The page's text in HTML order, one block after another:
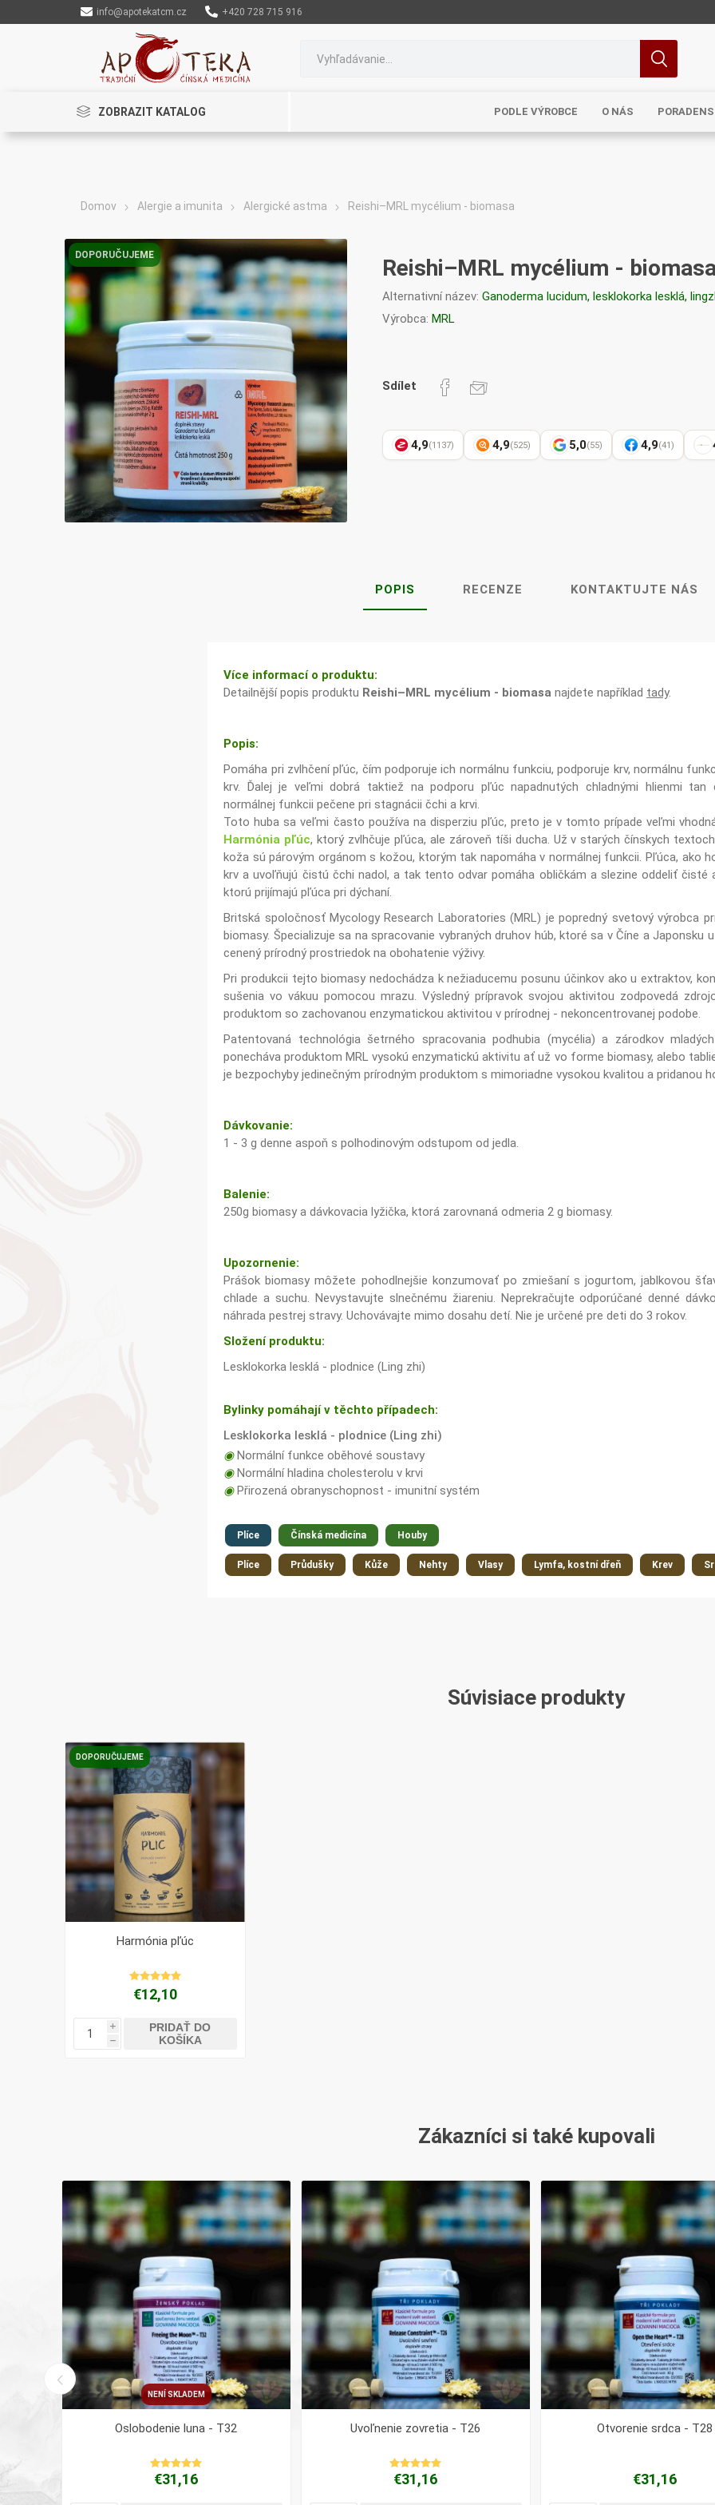
info@apotekatcm.cz +420 728 715 916
ZOBRAZIT KATALOG PODLE VÝROBCE
Cannaderm Henep Organic India
Bylinky TČM
G&G
Vitamins
Ecce Vita
s.r.o.
Lavylites
Bylinné
Lakshmi-
Korejský
O NÁS
Domov Alergie a imunita Alergické astma Reishi–MRL mycélium - biomasa
DOPORUČUJEME Reishi–MRL mycélium -
Alternativní název: Ganoderma lucidum, lesklokorka lesklá,
Výrobca: MRL
Sdílet
4,9(1137) 4,9(525) 5,0(55) 4,9(41)
POPIS RECENZE KONTAKTUJTE NÁS
Více informací o produktu:
Detailnější popis produktu Reishi–MRL mycélium - biomasa najdete například tady.
Popis:
Pomáha pri zvlhčení pľúc, čím podporuje ich normálnu funkciu, podporuje krv, normálnu
krv. Ďalej je veľmi dobrá taktiež na podporu pľúc napadnutých chladnými hlienmi tan
normálnej funkcii pečene pri stagnácii čchi a krvi.
Toto huba sa veľmi často používa na disperziu pľúc, preto je v tomto prípade veľmi
Harmónia pľúc, ktorý zvlhčuje pľúca, ale zároveň tíši ducha. Už v starých čínskych
koža sú párovým orgánom s kožou, ktorým tak napomáha v normálnej funkcii. Pľúca, ako
krv a uvoľňujú čistú čchi nadol, a tak tento odvar pomáha obličkám a slezine oddeliť čisté
ktorú prijímajú pľúca pri dýchaní.
Britská spoločnosť Mycology Research Laboratories (MRL) je popredný svetový výrobca
biomasy. Špecializuje sa na spracovanie vybraných druhov húb, ktoré sa v Číne a Japonsku
cenený prírodný prostriedok na obohatenie výživy.
Pri produkcii tejto biomasy nedochádza k nežiaducemu posunu účinkov ako u extraktov,
sušenia vo vákuu pomocou mrazu. Výsledný prípravok svojou aktivitou zodpovedá
produktom so zachovanou enzymatickou aktivitou v prírodnej - nekoncentrovanej podobe.
Patentovaná technológia šetrného spracovania podhubia (mycélia) a zárodkov
ponecháva produktom MRL vysokú enzymatickú aktivitu ať už vo forme biomasy, alebo
je bezpochyby jedinečným prírodným produktom s mimoriadne vysokou kvalitou a pridanou
Dávkovanie:
1 - 3 g denne aspoň s polhodinovým odstupom od jedla.
Balenie:
250g biomasy a dávkovacia lyžička, ktorá zarovnaná odmeria 2 g biomasy.
Upozornenie:
Prášok biomasy môžete pohodlnejšie konzumovať po zmiešaní s jogurtom, jablkovou
chlade a suchu. Nevystavujte slnečnému žiareniu. Neprekračujte odporúčané denné
náhrada pestrej stravy. Uchovávajte mimo dosahu detí. Nie je určené pre deti do 3 rokov.
Složení produktu:
Lesklokorka lesklá - plodnice (Ling zhi)
Bylinky pomáhají v těchto případech:
Lesklokorka lesklá - plodnice (Ling zhi)
◉Normální funkce oběhové soustavy
◉Normální hladina cholesterolu v krvi
◉Přirozená obranyschopnost - imunitní systém
Plíce Čínská medicína Houby
Plíce Průdušky Kůže Nehty Vlasy Lymfa, kostní dřeň Krev
Súvisiace produkty
DOPORUČUJEME
Harmónia pľúc
€12,10
i
h
PRIDAŤ DO
KOŠÍKA
Zákazníci si také kupovali
NENÍ SKLADEM
Oslobodenie luna - T32
€31,16
Uvoľnenie zovretia - T26
€31,16
Otvorenie srdca - T28
€31,16